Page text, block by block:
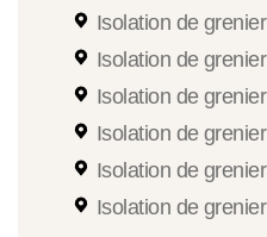
Isolation de
Isolation de
Isolation de
Isolation de
Isolation de
Isolation de